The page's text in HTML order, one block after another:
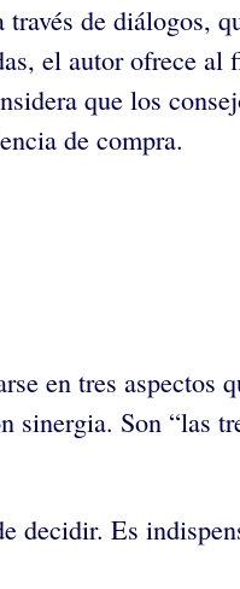
de diálogos,
el autor ofrece al
que los
de compra.
en tres aspectos
Son “las
decidir. Es